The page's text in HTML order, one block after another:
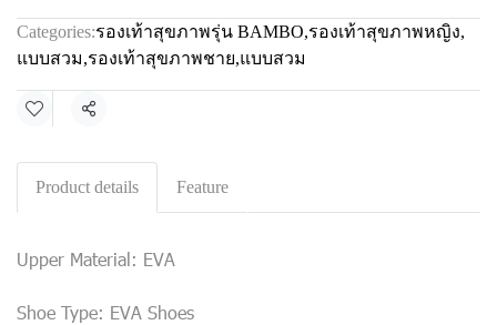
Categories:รองเท้าสุขภาพรุ่น BAMBO,รองเท้าสุขภาพหญิง,
แบบสวม,รองเท้าสุขภาพชาย,แบบสวม
Share
Product details Feature
Upper Material: EVA
Shoe Type: EVA Shoes